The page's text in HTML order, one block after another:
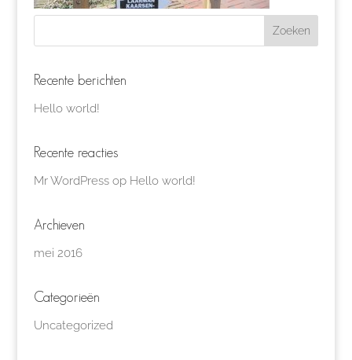
Recente berichten
Hello world!
Recente reacties
Mr WordPressop Hello world!
Archieven
mei 2016
Categorieën
Uncategorized